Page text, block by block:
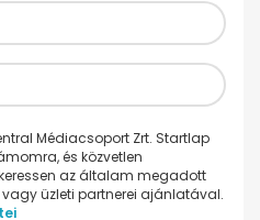
Médiacsoport Zrt. Startlap
és közvetlen
az általam megadott
üzleti partnerei ajánlatával.